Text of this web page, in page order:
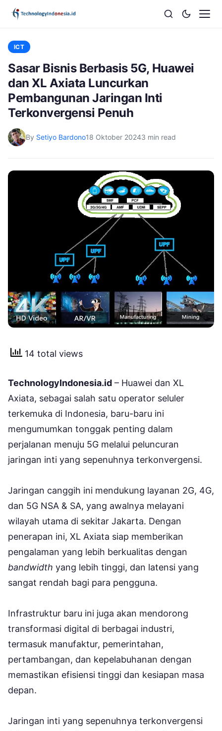
ICT
Sasar Bisnis Berbasis 5G, Huawei
dan XL Axiata Luncurkan
Pembangunan Jaringan Inti
Terkonvergensi Penuh
By Setiyo Bardono18 Oktober 20243 min read
14 total views
TechnologyIndonesia.id – Huawei dan XL
Axiata, sebagai salah satu operator seluler
terkemuka di Indonesia, baru-baru ini
mengumumkan tonggak penting dalam
perjalanan menuju 5G melalui peluncuran
jaringan inti yang sepenuhnya terkonvergensi.
Jaringan canggih ini mendukung layanan 2G, 4G,
dan 5G NSA & SA, yang awalnya melayani
wilayah utama di sekitar Jakarta. Dengan
penerapan ini, XL Axiata siap memberikan
pengalaman yang lebih berkualitas dengan
bandwidth yang lebih tinggi, dan latensi yang
sangat rendah bagi para pengguna.
Infrastruktur baru ini juga akan mendorong
transformasi digital di berbagai industri,
termasuk manufaktur, pemerintahan,
pertambangan, dan kepelabuhanan dengan
memastikan efisiensi tinggi dan kesiapan masa
depan.
Jaringan inti yang sepenuhnya terkonvergensi